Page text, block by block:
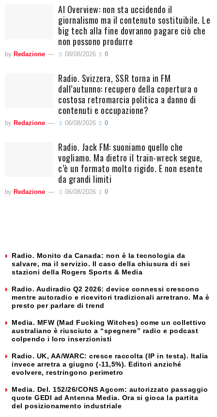
AI Overview: non sta uccidendo il
giornalismo ma il contenuto sostituibile. Le
big tech alla fine dovranno pagare ciò che
non possono produrre
by Redazione 08/08/2026 0
Radio. Svizzera, SSR torna in FM
dall’autunno: recupero della copertura o
costosa retromarcia politica a danno di
contenuti e occupazione?
by Redazione 06/08/2026 0
Radio. Jack FM: suoniamo quello che
vogliamo. Ma dietro il train-wreck segue,
c’è un formato molto rigido. E non esente
da grandi limiti
by Redazione 06/08/2026 0
Radio. Monito da Canada: non è la tecnologia da
salvare, ma il servizio. Il caso della chiusura di sei
stazioni della Rogers Sports & Media
Radio. Audiradio Q2 2026: device connessi crescono
mentre autoradio e ricevitori tradizionali arretrano. Ma è
presto per parlare di trend
Media. MFW (Mad Fucking Witches) come un collettivo
australiano è riusciuto a “spegnere” radio e podcast
colpendo i loro inserzionisti
Radio. UK, AA/WARC: cresce raccolta (IP in testa). Italia
invece arretra a giugno (-11,5%). Editori anziché
evolvere, restringono perimetro
Media. Del. 152/26/CONS Agcom: autorizzato passaggio
quote GEDI ad Antenna Media. Ora si gioca la partita
del posizionamento industriale